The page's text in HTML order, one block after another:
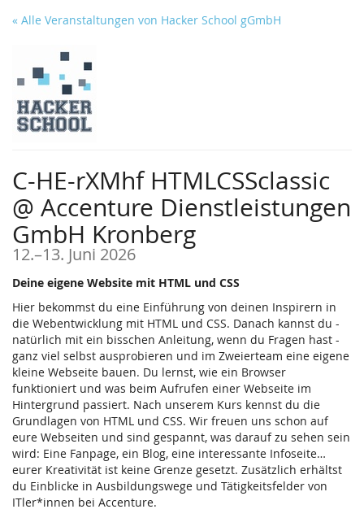
Zum
« Alle Veranstaltungen von Hacker School gGmbH
C-HE-rXMhf HTMLCSSclassic
@ Accenture Dienstleistungen
GmbH Kronberg
12.–bis
13. Juni 2026
Deine eigene Website mit HTML und CSS
Hier bekommst du eine Einführung von deinen Inspirern in
die Webentwicklung mit HTML und CSS. Danach kannst du -
natürlich mit ein bisschen Anleitung, wenn du Fragen hast -
ganz viel selbst ausprobieren und im Zweierteam eine eigene
kleine Webseite bauen. Du lernst, wie ein Browser
funktioniert und was beim Aufrufen einer Webseite im
Hintergrund passiert. Nach unserem Kurs kennst du die
Grundlagen von HTML und CSS. Wir freuen uns schon auf
eure Webseiten und sind gespannt, was darauf zu sehen sein
wird: Eine Fanpage, ein Blog, eine interessante Infoseite…
eurer Kreativität ist keine Grenze gesetzt. Zusätzlich erhältst
du Einblicke in Ausbildungswege und Tätigkeitsfelder von
ITler*innen bei Accenture.